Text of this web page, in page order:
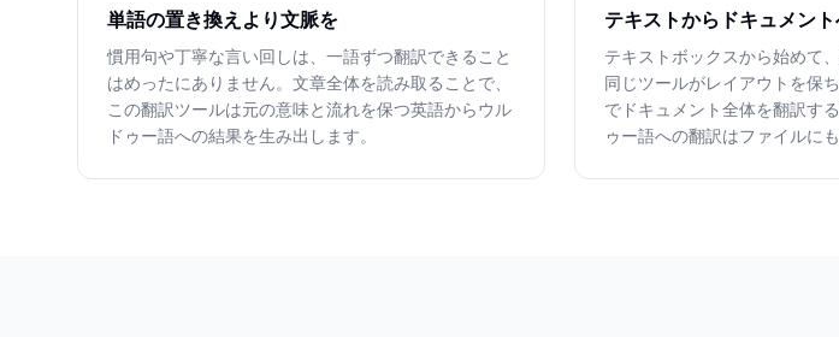
単語の置き換えより文脈を
慣用句や丁寧な言い回しは、一語ずつ翻訳できること
はめったにありません。文章全体を読み取ることで、
この翻訳ツールは元の意味と流れを保つ英語からウル
ドゥー語への結果を生み出します。
テキストからドキュメン
テキストボックスから始めて
同じツールがレイアウトを保
でドキュメント全体を翻訳す
ゥー語への翻訳はファイルに